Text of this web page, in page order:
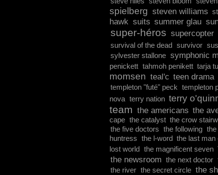
spielberg steven williams
hawk suits summer glau
super-héros supercopter
survival of the dead survivor
sylvester stallone symphonic
penickett tahmoh penikett tarja
momsen teal'c teen drama
templeton "futé" peck templeton
nova terry nation terry
team the americans the
cape the catalyst the crow
the five doctors the following the
huntress the l-word the last man
lost world the magnificent seven
the newsroom the next doctor
the river the secret circle the